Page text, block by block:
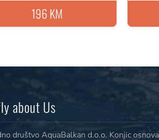
196 KM
about Us
društvo AquaBalkan d.o.o. Konjic